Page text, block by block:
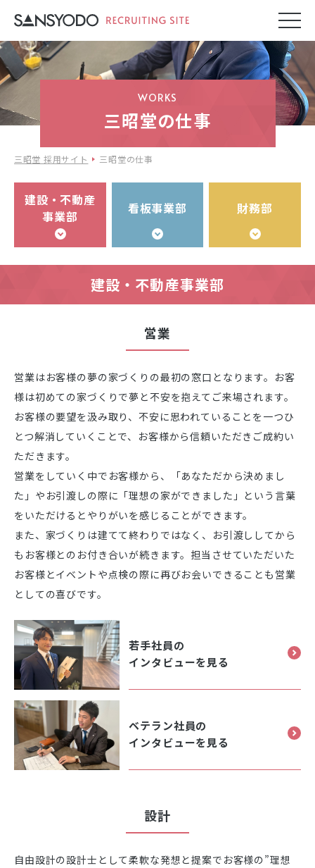
WORKS
三昭堂の仕事
三昭堂 採用サイト 三昭堂の仕事
建設・不動産
事業部
看板事業部 財務部
建設・不動産事業部
営業
営業はお客様の夢の家づくりの最初の窓口となります。お客
様は初めての家づくりで夢と不安を抱えてご来場されます。
お客様の要望を汲み取り、不安に思われていることを一つひ
とつ解消していくことで、お客様から信頼いただきご成約い
ただきます。
営業をしていく中でお客様から、「あなただから決めまし
た」やお引渡しの際に「理想の家ができました」という言葉
をいただけるとやりがいを感じることができます。
また、家づくりは建てて終わりではなく、お引渡ししてから
もお客様とのお付き合いが続きます。担当させていただいた
お客様とイベントや点検の際に再びお会いできることも営業
としての喜びです。
若手社員の
インタビューを見る
ベテラン社員の
インタビューを見る
設計
自由設計の設計士として柔軟な発想と提案でお客様の”理想